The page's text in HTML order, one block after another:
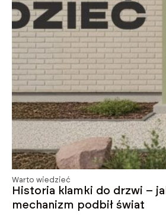
Warto wiedzieć
Historia klamki do drzwi –
mechanizm podbił świat